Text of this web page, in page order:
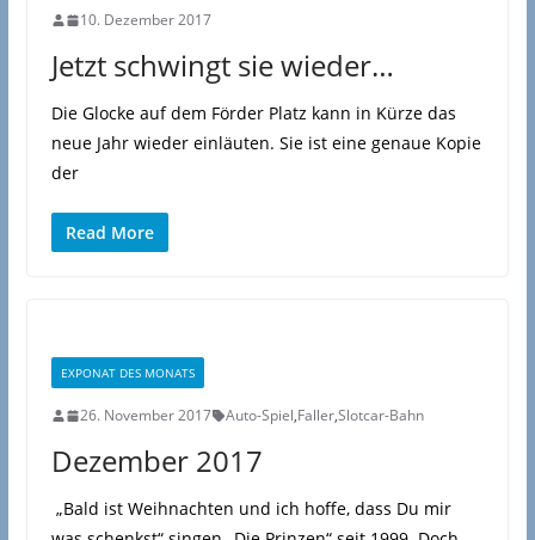
10. Dezember 2017
Jetzt schwingt sie wieder…
Die Glocke auf dem Förder Platz kann in Kürze das
neue Jahr wieder einläuten. Sie ist eine genaue Kopie
der
Read More
EXPONAT DES MONATS
26. November 2017 Auto-Spiel,Faller,Slotcar-Bahn
Dezember 2017
„Bald ist Weihnachten und ich hoffe, dass Du mir